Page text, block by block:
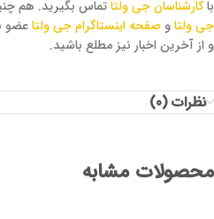
باکارشناسان جی ولتاتماس بگیرید. هم
جی ولتاو صفحه اینستاگرام جی ولتاعضو
و از آخرین اخبار نیز مطلع باشید.
نظرات (0)
محصولات مشابه